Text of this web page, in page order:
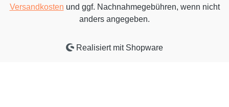
Versandkosten und ggf. Nachnahmegebühren, wenn nicht
anders angegeben.
Realisiert mit Shopware